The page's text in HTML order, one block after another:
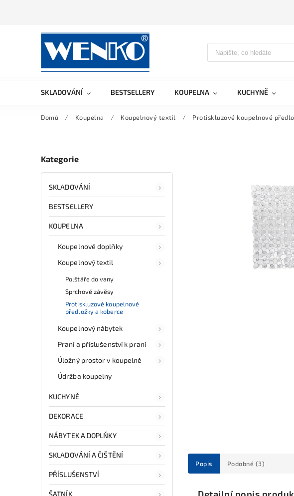
SKLADOVÁNÍ BESTSELLERY KOUPELNA KUCHYNĚ
Domů / Koupelna / Koupelnový textil / Protiskluzové koupelnové
Kategorie
SKLADOVÁNÍ
BESTSELLERY
KOUPELNA
Koupelnové doplňky
Koupelnový textil
Polštáře do vany
Sprchové závěsy
Protiskluzové koupelnové
předložky a koberce
Koupelnový nábytek
Praní a příslušenství k praní
Úložný prostor v koupelně
Údržba koupelny
KUCHYNĚ
DEKORACE
NÁBYTEK A DOPLŇKY
SKLADOVÁNÍ A ČIŠTĚNÍ
PŘÍSLUŠENSTVÍ
ŠATNÍK
Popis Podobné (3)